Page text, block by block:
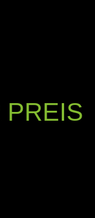
PREIS